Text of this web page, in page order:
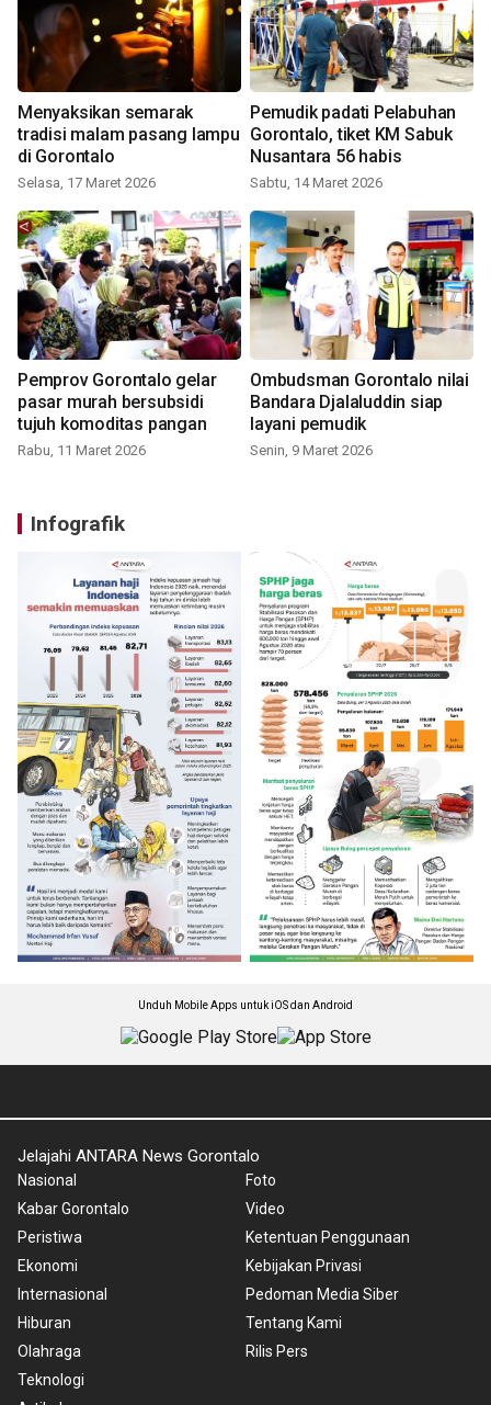
Menyaksikan semarak
tradisi malam pasang lampu
di Gorontalo
Selasa, 17 Maret 2026
Pemudik padati Pelabuhan
Gorontalo, tiket KM Sabuk
Nusantara 56 habis
Sabtu, 14 Maret 2026
Pemprov Gorontalo gelar
pasar murah bersubsidi
tujuh komoditas pangan
Rabu, 11 Maret 2026
Ombudsman Gorontalo nilai
Bandara Djalaluddin siap
layani pemudik
Senin, 9 Maret 2026
Infografik
Unduh Mobile Apps untuk iOS dan Android
Jelajahi ANTARA News Gorontalo
Nasional
Kabar Gorontalo
Peristiwa
Ekonomi
Internasional
Hiburan
Olahraga
Teknologi
Foto
Video
Ketentuan Penggunaan
Kebijakan Privasi
Pedoman Media Siber
Tentang Kami
Rilis Pers